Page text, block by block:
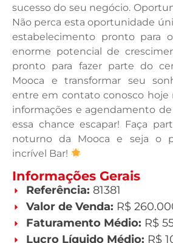
sucesso do seu negócio.
Não perca esta oportunidade
estabelecimento pronto para
enorme potencial de
pronto para fazer parte do
Mooca e transformar seu
entre em contato conosco hoje
informações e agendamento de
essa chance escapar! Faça
noturno da Mooca e seja o
incrível Bar!
Informações Gerais
Referência: 81381
Valor de Venda: R$
Faturamento Médio: R$
Lucro Líquido Médio: R$